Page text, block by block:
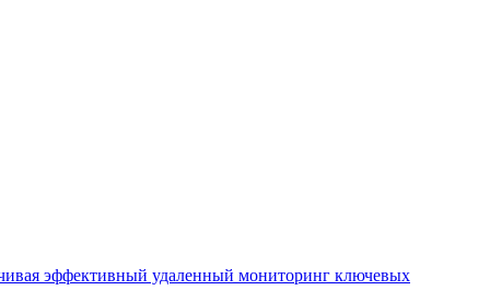
эффективный удаленный мониторинг ключевых